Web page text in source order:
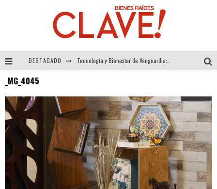
DESTACADO
Alexandra Bedoya – La Constancia detrás de La Paletería
El Despertar de la Calidez: Acabados Dorados de FV para Elevar tu Espacio
_MG_4045